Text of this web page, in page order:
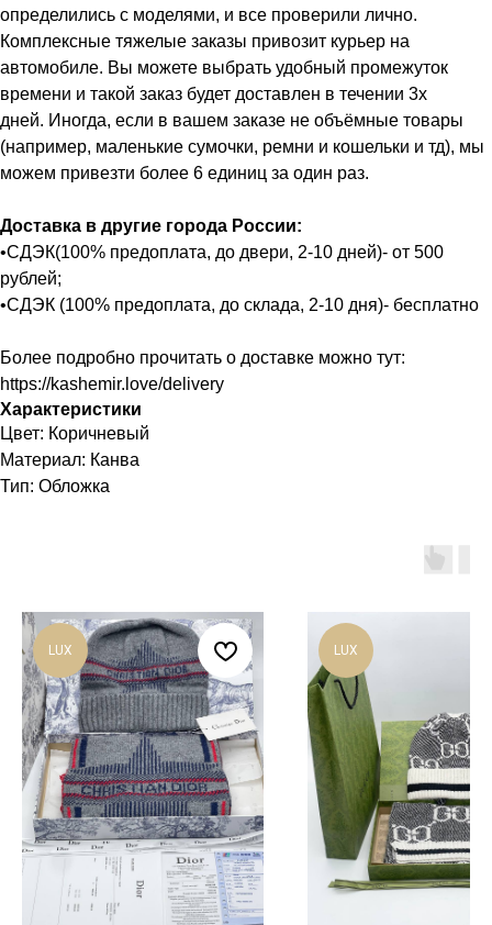
определились с моделями, и все проверили лично.
Комплексные тяжелые заказы привозит курьер на
автомобиле. Вы можете выбрать удобный промежуток
времени и такой заказ будет доставлен в течении 3х
дней. Иногда, если в вашем заказе не объёмные товары
(например, маленькие сумочки, ремни и кошельки и тд), мы
можем привезти более 6 единиц за один раз.
Доставка в другие города России:
•СДЭК(100% предоплата, до двери, 2-10 дней)- от 500
рублей;
•СДЭК (100% предоплата, до склада, 2-10 дня)- бесплатно
Более подробно прочитать о доставке можно тут:
https://kashemir.love/delivery
Характеристики
Цвет: Коричневый
Материал: Канва
Тип: Обложка
LUX LUX